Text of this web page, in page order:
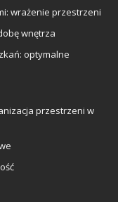
wrażenie przestrzeni
wnętrza
optymalne
przestrzeni w